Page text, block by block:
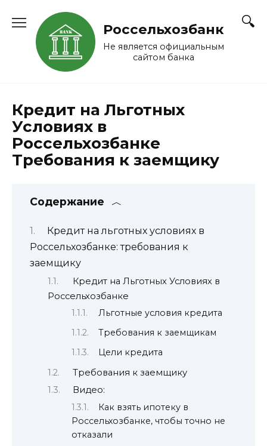
содержанию
Россельхозбанк
Не является официальным
сайтом банка
Кредит на Льготных
Условиях в
Россельхозбанке
Требования к заемщику
Содержание
Кредит на льготных условиях в
Россельхозбанке: требования к
заемщику
Кредит на Льготных Условиях в
Россельхозбанке
Льготные условия кредита
Требования к заемщикам
Цели кредита
Требования к заемщику
Видео:
Как взять ипотеку в
Россельхозбанке, чтобы точно не
отказали